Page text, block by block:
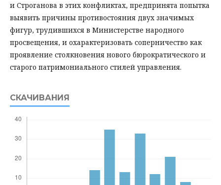
и Строганова в этих конфликтах, предпринята попытка
выявить причины противостояния двух значимых
фигур, трудившихся в Министерстве народного
просвещения, и охарактеризовать соперничество как
проявление столкновения нового бюрократического и
старого патримониального стилей управления.
СКАЧИВАНИЯ